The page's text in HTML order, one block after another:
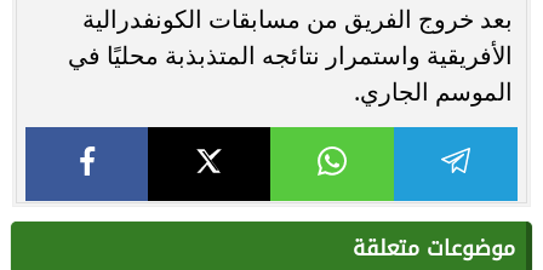
بعد خروج الفريق من مسابقات الكونفدرالية
الأفريقية واستمرار نتائجه المتذبذبة محليًا في
الموسم الجاري.
موضوعات متعلقة